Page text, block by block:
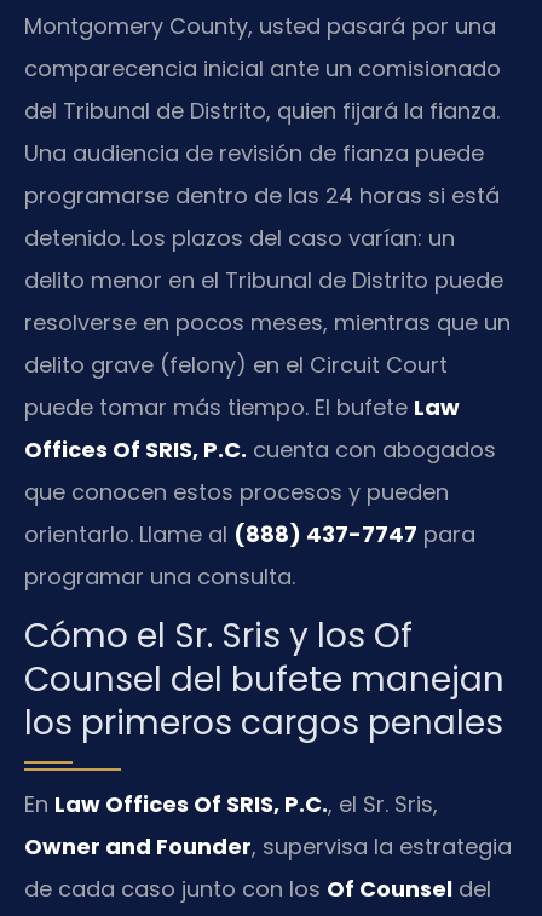
Montgomery County, usted pasará por una
comparecencia inicial ante un comisionado
del Tribunal de Distrito, quien fijará la fianza.
Una audiencia de revisión de fianza puede
programarse dentro de las 24 horas si está
detenido. Los plazos del caso varían: un
delito menor en el Tribunal de Distrito puede
resolverse en pocos meses, mientras que un
delito grave (felony) en el Circuit Court
puede tomar más tiempo. El bufete Law
Offices Of SRIS, P.C. cuenta con abogados
que conocen estos procesos y pueden
orientarlo. Llame al (888) 437-7747 para
programar una consulta.
Cómo el Sr. Sris y los Of
Counsel del bufete manejan
los primeros cargos penales
En Law Offices Of SRIS, P.C., el Sr. Sris,
Owner and Founder, supervisa la estrategia
de cada caso junto con los Of Counsel del